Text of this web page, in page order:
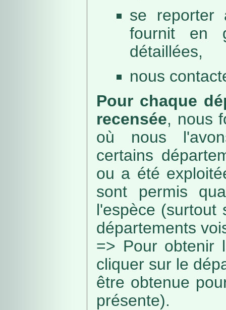
se reporter
fournit en
détaillées,
nous
Pour chaque
recensée, nous
où nous
certains
ou a été
sont permis
l'espèce (surtout
départements
=> Pour obtenir
cliquer sur le
être obtenue
présente).